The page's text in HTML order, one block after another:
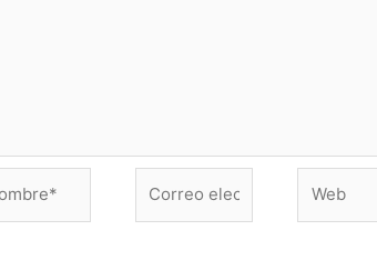
electrónico*